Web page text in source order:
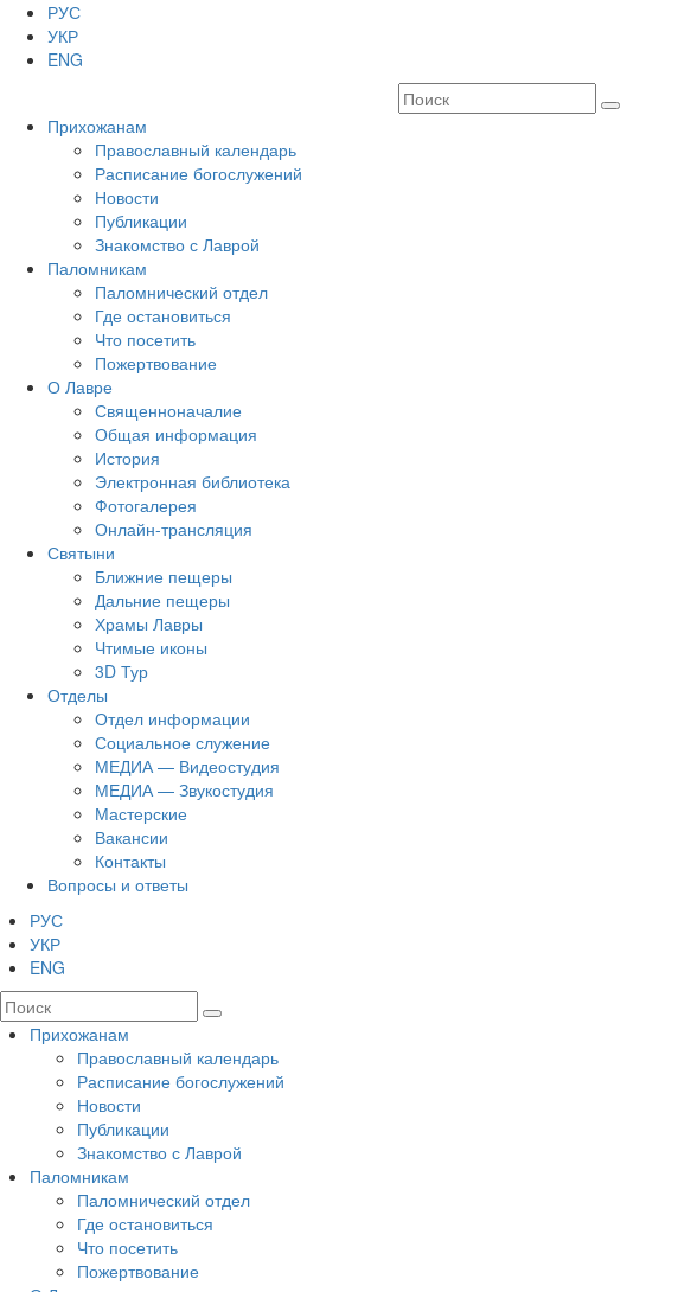
РУС
УКР
ENG
Прихожанам
Православный календарь
Расписание богослужений
Новости
Публикации
Знакомство с Лаврой
Паломникам
Паломнический отдел
Где остановиться
Что посетить
Пожертвование
О Лавре
Священноначалие
Общая информация
История
Электронная библиотека
Фотогалерея
Онлайн-трансляция
Святыни
Ближние пещеры
Дальние пещеры
Храмы Лавры
Чтимые иконы
3D Тур
Отделы
Отдел информации
Социальное служение
МЕДИА — Видеостудия
МЕДИА — Звукостудия
Мастерские
Вакансии
Контакты
Вопросы и ответы
РУС
УКР
ENG
Прихожанам
Православный календарь
Расписание богослужений
Новости
Публикации
Знакомство с Лаврой
Паломникам
Паломнический отдел
Где остановиться
Что посетить
Пожертвование